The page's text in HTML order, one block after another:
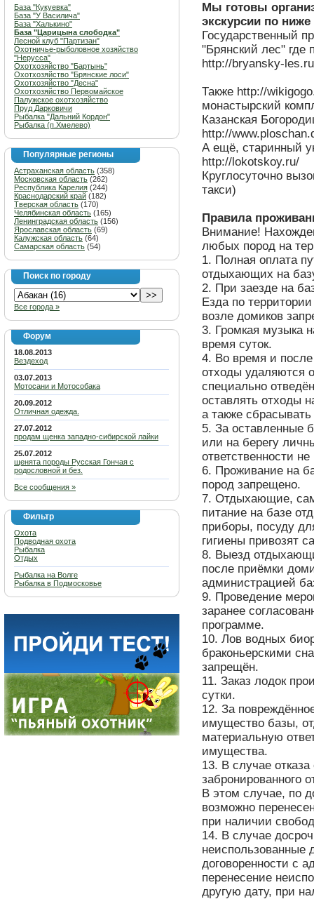
База "Кукуевка"
База "У Василича"
База "Халькино"
База "Царицына слободка"
Лесной клуб "Партизан"
Охотничье-рыболовное хозяйство
"Нерусса"
Охотхозяйство "Бартынь"
Охотхозяйство "Брянские лоси"
Охотхозяйство "Десна"
Охотхозяйство Первомайское
Палужское охотхозяйство
Пруд Дарковичи
Рыбалка "Дальний Кордон"
Рыбалка (п.Хмелево)
Популярные регионы
Астраханская область (358)
Московская область (262)
Республика Карелия (244)
Краснодарский край (182)
Тверская область (170)
Челябинская область (165)
Ленинградская область (156)
Ярославская область (69)
Калужская область (64)
Самарская область (54)
Поиск по городу
Все города »
Форум
18.08.2013
Вездеход
03.07.2013
Мотосани и Мотособака
20.09.2012
Отличная одежда.
27.07.2012
продам щенка западно-сибирской лайки
25.07.2012
щенята породы Русская Гончая с
родословной и без.
Все сообщения »
Фильтр
Охота
Подводная охота
Рыбалка
Отдых
Рыбалка на Волге
Рыбалка в Подмосковье
Мы готовы
экскурсии по
Государственный
"Брянский лес" где
http://bryansky-
Также http://
монастырский
Казанская
http://
А ещё, старинный
http://lokotskoy.ru/
Круглосуточно
такси)
Правила
Внимание!
любых пород на
1. Полная оплата
отдыхающих на
2. При заезде на
Езда по
возле домиков
3. Громкая музыка
время суток.
4. Во время и
отходы удаляются
специально
оставлять отходы
а также
5. За оставленные
или на берегу
ответственности не
6. Проживание на
пород запрещено.
7. Отдыхающие,
питание на базе
приборы, посуду
гигиены привозят
8. Выезд
после приёмки
администрацией
9. Проведение
заранее
программе.
10. Лов водных
браконьерскими
запрещён.
11. Заказ лодок
сутки.
12. За
имущество базы,
материальную
имущества.
13. В случае
забронированного
В этом случае, по
возможно
при наличии
14. В случае
неиспользованные
договоренности с
перенесение
другую дату, при